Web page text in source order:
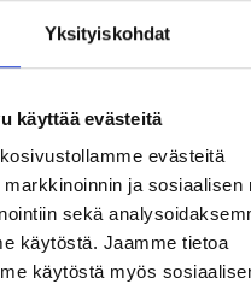
Yksityiskohdat
käyttää evästeitä
evästeitä
ja sosiaalisen
sekä
käytöstä. Jaamme tietoa
käytöstä myös
ja pääaiheet